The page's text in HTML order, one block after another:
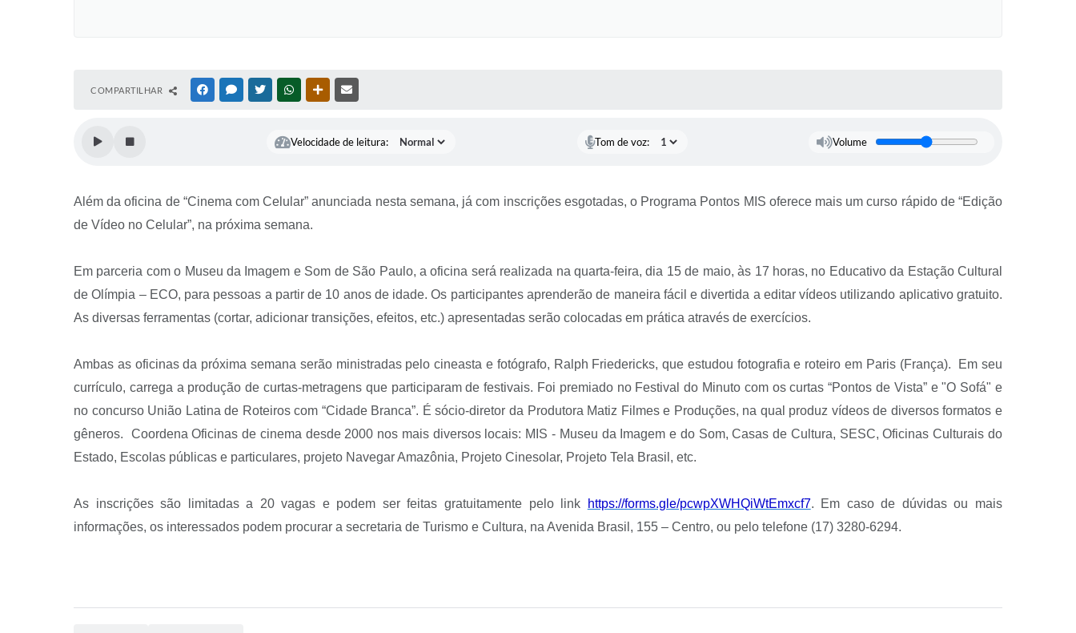
COMPARTILHAR FACEBOOKMESSENGER
TWITTERWHATSAPPOUTRAS MÍDIAS
Velocidade de leitura: Tom de voz: Volume
Além da oficina de “Cinema com Celular” anunciada nesta semana, já com inscrições esgotadas, o Programa Pontos MIS oferece mais um curso rápido de “Edição
de Vídeo no Celular”, na próxima semana.
Em parceria com o Museu da Imagem e Som de São Paulo, a oficina será realizada na quarta-feira, dia 15 de maio, às 17 horas, no Educativo da Estação Cultural
de Olímpia – ECO, para pessoas a partir de 10 anos de idade. Os participantes aprenderão de maneira fácil e divertida a editar vídeos utilizando aplicativo gratuito.
As diversas ferramentas (cortar, adicionar transições, efeitos, etc.) apresentadas serão colocadas em prática através de exercícios.
Ambas as oficinas da próxima semana serão ministradas pelo cineasta e fotógrafo, Ralph Friedericks, que estudou fotografia e roteiro em Paris (França). Em seu
currículo, carrega a produção de curtas-metragens que participaram de festivais. Foi premiado no Festival do Minuto com os curtas “Pontos de Vista” e "O Sofá" e
no concurso União Latina de Roteiros com “Cidade Branca”. É sócio-diretor da Produtora Matiz Filmes e Produções, na qual produz vídeos de diversos formatos e
gêneros. Coordena Oficinas de cinema desde 2000 nos mais diversos locais: MIS - Museu da Imagem e do Som, Casas de Cultura, SESC, Oficinas Culturais do
Estado, Escolas públicas e particulares, projeto Navegar Amazônia, Projeto Cinesolar, Projeto Tela Brasil, etc.
As inscrições são limitadas a 20 vagas e podem ser feitas gratuitamente pelo link https://forms.gle/pcwpXWHQiWtEmxcf7. Em caso de dúvidas ou mais
informações, os interessados podem procurar a secretaria de Turismo e Cultura, na Avenida Brasil, 155 – Centro, ou pelo telefone (17) 3280-6294.